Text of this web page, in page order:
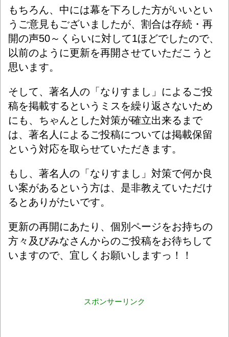
もちろん、中には幕を下ろした方がいいとい
うご意見もございましたが、割合は存続・再
開の声50～くらいに対して1ほどでしたので、
以前のように更新を再開させていただこうと
思います。
そして、著名人の「なりすまし」によるご投
稿を掲載するというミスを繰り返さないため
にも、ちゃんとした対策が確立出来るまで
は、著名人によるご投稿については掲載保留
という対応を取らせていただきます。
もし、著名人の「なりすまし」対策で何か良
い案があるという方は、是非教えていただけ
るとありがたいです。
更新の再開にあたり、個別ページをお持ちの
方々及びみなさんからのご投稿をお待ちして
いますので、宜しくお願いしますっ！！
スポンサーリンク